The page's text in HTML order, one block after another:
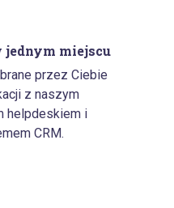
miejscu
przez Ciebie
z naszym
helpdeskiem i
CRM.